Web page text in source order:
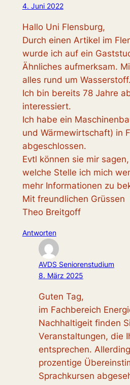
4. Juni 2022
Hallo Uni Flensburg,
Durch einen Artikel im
wurde ich auf ein
Ähnliches aufmerksam.
alles rund um Wasserstoff.
Ich bin bereits 78 Jahre
interessiert.
Ich habe ein
und Wärmewirtschaft) in
abgeschlossen.
Evtl können sie mir
welche Stelle ich mich
mehr Informationen zu
Mit freundlichen Grüssen
Theo Breitgoff
Antworten
AVDS Seniorenstudium
8. März 2025
Guten Tag,
im Fachbereich
Nachhaltigeit finden
Veranstaltungen, die
entsprechen.
prozentige
Sprachkursen